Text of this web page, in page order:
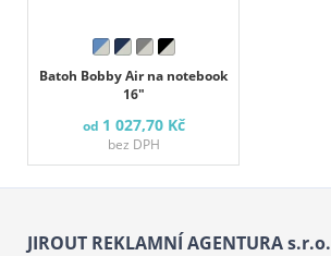
Batoh Bobby Air na notebook
16"
od 1 027,70 Kč
bez DPH
JIROUT REKLAMNÍ AGENTURA s.r.o.